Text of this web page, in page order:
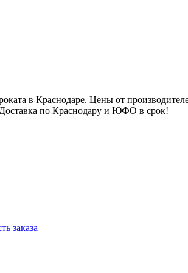
в Краснодаре. Цены от
по Краснодару и ЮФО в срок!
заказа